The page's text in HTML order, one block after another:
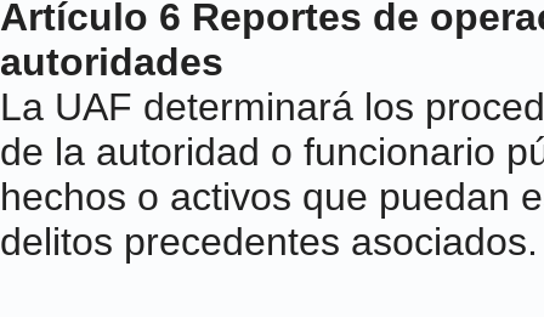
Artículo 6 Reportes de
autoridades
La UAF determinará los
de la autoridad o funcionario
hechos o activos que puedan
delitos precedentes asociados.